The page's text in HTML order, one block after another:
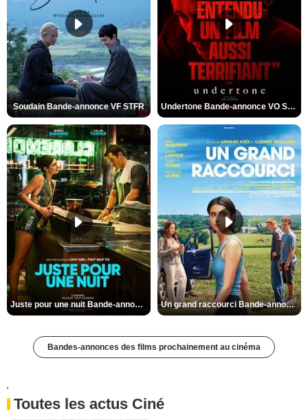
Soudain Bande-annonce VF STFR Undertone Bande-annonce VO STFR
Juste pour une nuit Bande-annonce VO STFR Un grand raccourci Bande-annonce VF
Bandes-annonces des films prochainement au cinéma
'
Toutes les actus Ciné